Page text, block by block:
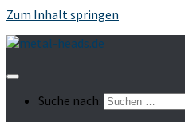
Zum Inhalt springen
Suche nach: